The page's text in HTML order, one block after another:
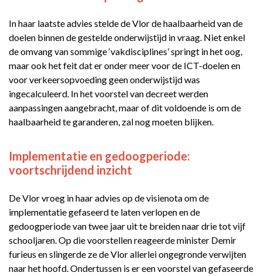
In haar laatste advies stelde de Vlor de haalbaarheid van de
doelen binnen de gestelde onderwijstijd in vraag. Niet enkel
de omvang van sommige ‘vakdisciplines’ springt in het oog,
maar ook het feit dat er onder meer voor de ICT-doelen en
voor verkeersopvoeding geen onderwijstijd was
ingecalculeerd. In het voorstel van decreet werden
aanpassingen aangebracht, maar of dit voldoende is om de
haalbaarheid te garanderen, zal nog moeten blijken.
Implementatie en gedoogperiode:
voortschrijdend inzicht
De Vlor vroeg in haar advies op de visienota om de
implementatie gefaseerd te laten verlopen en de
gedoogperiode van twee jaar uit te breiden naar drie tot vijf
schooljaren. Op die voorstellen reageerde minister Demir
furieus en slingerde ze de Vlor allerlei ongegronde verwijten
naar het hoofd. Ondertussen is er een voorstel van gefaseerde